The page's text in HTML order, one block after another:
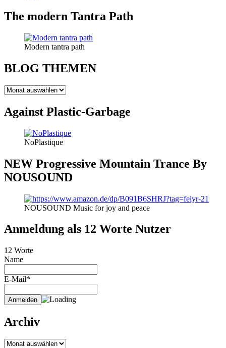
The modern Tantra Path
Modern tantra path
BLOG THEMEN
BLOG
Against Plastic-Garbage
NoPlastique
NEW Progressive Mountain Trance By
NOUSOUND
NOUSOUND Music for joy and peace
Anmeldung als 12 Worte Nutzer
12 Worte
Name
E-Mail*
Archiv
Archiv